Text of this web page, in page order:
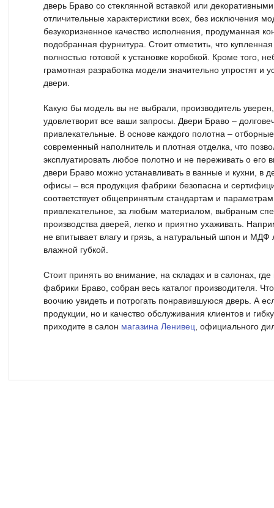
дверь Браво со стеклянной вставкой или
отличительные характеристики всех, без исключения
безукоризненное качество исполнения, продуманная
подобранная фурнитура. Стоит отметить, что
полностью готовой к установке коробкой. Кроме того,
грамотная разработка модели значительно упростят и
двери.
Какую бы модель вы не выбрали, производитель
удовлетворит все ваши запросы. Двери Браво –
привлекательные. В основе каждого полотна –
современный наполнитель и плотная отделка, что
эксплуатировать любое полотно и не переживать о
двери Браво можно устанавливать в ванные и кухни, в
офисы – вся продукция фабрики безопасна и
соответствует общепринятым стандартам и
привлекательное, за любым материалом, выбраным
производства дверей, легко и приятно ухаживать.
не впитывает влагу и грязь, а натуральный шпон и МДФ
влажной губкой.
Стоит принять во внимание, на складах и в салонах,
фабрики Браво, собран весь каталог производителя.
воочию увидеть и потрогать понравившуюся дверь. А
продукции, но и качество обслуживания клиентов и
приходите в салон магазина Ленивец , официального